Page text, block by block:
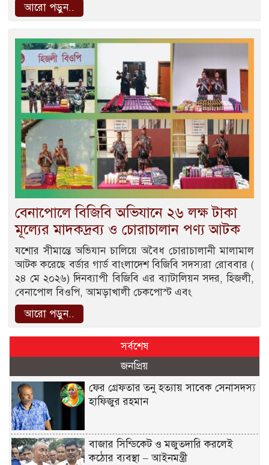
আরো পড়ুন..
বেনাপোলে বিজিবি অভিযানে ২৬ লক্ষ টাকা
মূল্যের মাদকদ্রব্য ও চোরাচালান পণ্য আটক
যশোর সীমান্তে অভিযান চালিয়ে অবৈধ চোরাচালানী মালামাল
আটক করেছে বর্ডার গার্ড বাংলাদেশ বিজিবি সদস্যরা রোববার (
২৪ মে ২০২৬) দিনব্যাপী বিজিবি এর ব্যাটালিয়ন সদর, হিজলী,
বেনাপোল বিওপি, আমড়াখালী চেকপোস্ট এবং
আরো পড়ুন..
সর্বশেষ
জনপ্রিয়
ফের গ্রেফতার তনু হত্যায় সাবেক সেনাসদস্য
হাফিজুর রহমান
বাজার সিন্ডিকেট ও মজুতদারি করলেই
কঠোর ব্যবস্থা – আইনমন্ত্রী